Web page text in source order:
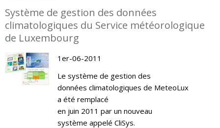
Système de gestion des données
climatologiques du Service météorologique
de Luxembourg
1er-06-2011
Le système de gestion des
données climatologiques de MeteoLux
a été remplacé
en juin 2011 par un nouveau
système appelé CliSys.